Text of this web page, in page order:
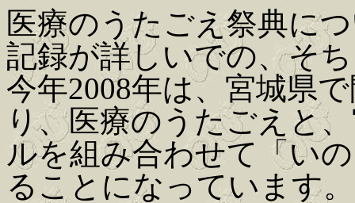
医療のうたごえ祭典に
記録が詳しいでの、そ
今年2008年は、宮城県
り、医療のうたごえと
ルを組み合わせて「い
ることになっています。